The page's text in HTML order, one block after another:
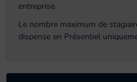
entreprise.
Le nombre maximum de
dispense en Présentiel